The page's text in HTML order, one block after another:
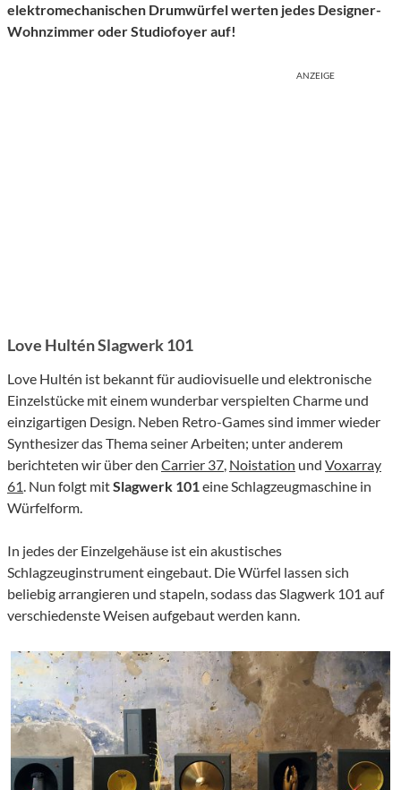
elektromechanischen Drumwürfel werten jedes Designer-
Wohnzimmer oder Studiofoyer auf!
ANZEIGE
Love Hultén Slagwerk 101
Love Hultén ist bekannt für audiovisuelle und elektronische
Einzelstücke mit einem wunderbar verspielten Charme und
einzigartigen Design. Neben Retro-Games sind immer wieder
Synthesizer das Thema seiner Arbeiten; unter anderem
berichteten wir über den Carrier 37, Noistation und Voxarray
61. Nun folgt mitSlagwerk 101eine Schlagzeugmaschine in
Würfelform.
In jedes der Einzelgehäuse ist ein akustisches
Schlagzeuginstrument eingebaut. Die Würfel lassen sich
beliebig arrangieren und stapeln, sodass das Slagwerk 101 auf
verschiedenste Weisen aufgebaut werden kann.